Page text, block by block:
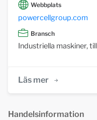
Webbplats
powercellgroup.com
Bransch
Industriella maskiner,
Läs mer
Handelsinformation